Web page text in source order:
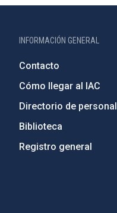
INFORMACIÓN GENERAL
Contacto
Cómo llegar al IAC
Directorio de personal
Biblioteca
Registro general